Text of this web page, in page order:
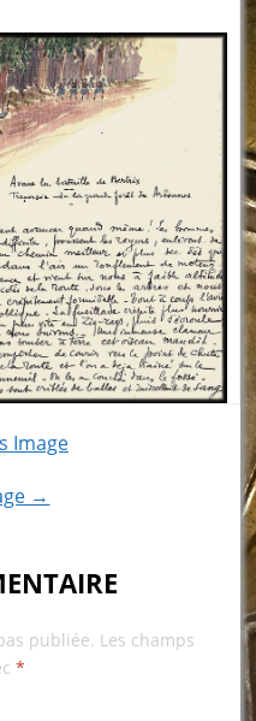
Image
→
publiée. Les champs
*